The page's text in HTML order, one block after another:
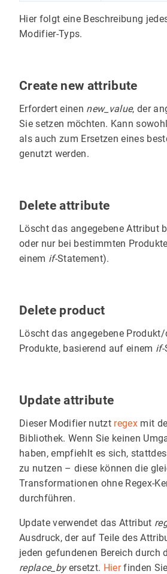
Hier folgt eine Beschreibung
Modifier-Typs.
Create new attribute
Erfordert einen new_value, der
Sie setzen möchten. Kann
als auch zum Ersetzen eines
genutzt werden.
Delete attribute
Löscht das angegebene Attribut
oder nur bei bestimmten
einem if-Statement).
Delete product
Löscht das angegebene
Produkte, basierend auf einem if-
Update attribute
Dieser Modifier nutzt regexmit
Bibliothek. Wenn Sie keinen
haben, empfiehlt es sich,
zu nutzen – diese können die
Transformationen ohne Regex-
durchführen.
Update verwendet das Attribut
Ausdruck, der auf Teile des
jeden gefundenen Bereich durch
replace_byersetzt. Hierfinden